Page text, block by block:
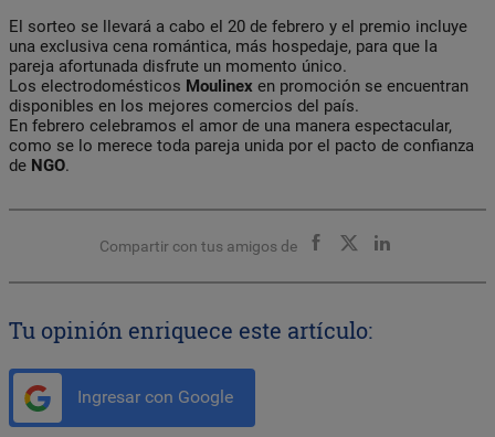
El sorteo se llevará a cabo el 20 de febrero y el premio incluye
una exclusiva cena romántica, más hospedaje, para que la
pareja afortunada disfrute un momento único.
Los electrodomésticos Moulinex en promoción se encuentran
disponibles en los mejores comercios del país.
En febrero celebramos el amor de una manera espectacular,
como se lo merece toda pareja unida por el pacto de confianza
de NGO.
Compartir con tus amigos de
Tu opinión enriquece este artículo:
Ingresar con Google